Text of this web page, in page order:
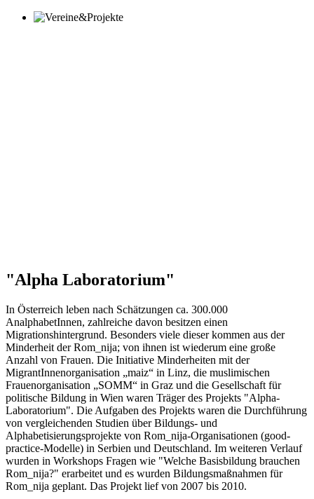
"Alpha Laboratorium"
In Österreich leben nach Schätzungen ca. 300.000
AnalphabetInnen, zahlreiche davon besitzen einen
Migrationshintergrund. Besonders viele dieser kommen aus der
Minderheit der Rom_nija; von ihnen ist wiederum eine große
Anzahl von Frauen. Die Initiative Minderheiten mit der
MigrantInnenorganisation „maiz“ in Linz, die muslimischen
Frauenorganisation „SOMM“ in Graz und die Gesellschaft für
politische Bildung in Wien waren Träger des Projekts "Alpha-
Laboratorium". Die Aufgaben des Projekts waren die Durchführung
von vergleichenden Studien über Bildungs- und
Alphabetisierungsprojekte von Rom_nija-Organisationen (good-
practice-Modelle) in Serbien und Deutschland. Im weiteren Verlauf
wurden in Workshops Fragen wie "Welche Basisbildung brauchen
Rom_nija?" erarbeitet und es wurden Bildungsmaßnahmen für
Rom_nija geplant. Das Projekt lief von 2007 bis 2010.